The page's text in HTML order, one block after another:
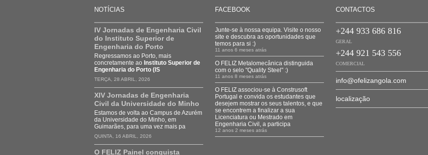
NOTÍCIAS
IV Jornadas de Engenharia Civil
do Instituto Superior de
Engenharia do Porto
Regressamos ao Porto, mais
concretamente ao Instituto Superior de
Engenharia do Porto (IS
TERÇA, 28 ABRIL, 2026
XIV Jornadas de Engenharia
Civil da Universidade do Minho
Estamos de volta ao Campus de Azurém
da Universidade do Minho, em
Guimarães, para uma vez mais pa
QUINTA, 16 ABRIL, 2026
O FELIZ Painel conquista
FACEBOOK
Junte-se à nossa equipa. Visite o nosso
site e descubra as oportunidades que
temos para si :)
11 anos 6 meses atrás
O FELIZ Metalomecânica distinguida
com o selo "Quality Steel" :)
11 anos 8 meses atrás
O FELIZ associou-se à Construsoft
Portugal e convida os estudantes que
desejem mostrar os seus talentos, e que
se encontrem a finalizar a sua
Licenciatura ou Mestrado em
Engenharia Civil, a participa
12 anos 2 meses atrás
CONTACTOS
+244 933 686 816
GERAL
+244 921 543 556
COMERCIAL
info@ofelizangola.com
localização